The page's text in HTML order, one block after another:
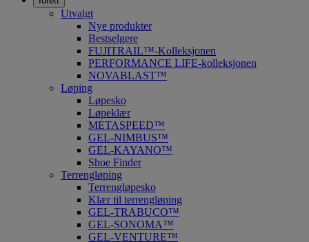
Utvalgt
Nye produkter
Bestselgere
FUJITRAIL™-Kolleksjonen
PERFORMANCE LIFE-kolleksjonen
NOVABLAST™
Løping
Løpesko
Løpeklær
METASPEED™
GEL-NIMBUS™
GEL-KAYANO™
Shoe Finder
Terrengløping
Terrengløpesko
Klær til terrengløping
GEL-TRABUCO™
GEL-SONOMA™
GEL-VENTURE™